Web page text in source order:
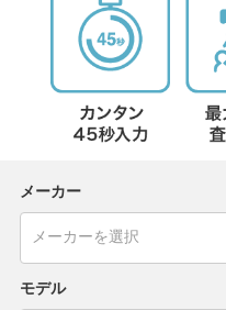
メーカー
モデル